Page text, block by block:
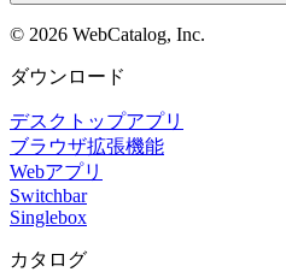
© 2026 WebCatalog, Inc.
ダウンロード
デスクトップアプリ
ブラウザ拡張機能
Webアプリ
Switchbar
Singlebox
カタログ